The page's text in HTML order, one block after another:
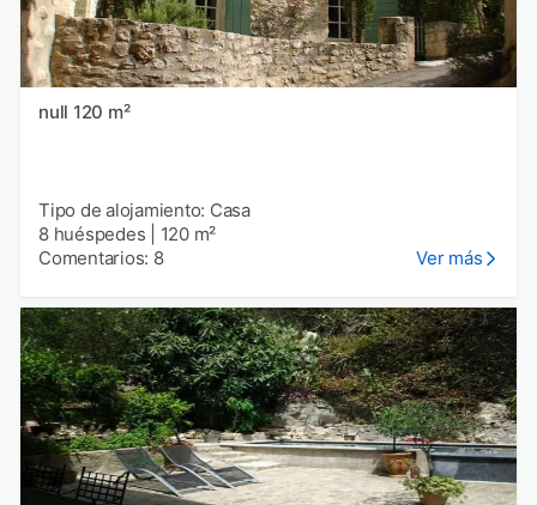
null 120 m²
Tipo de alojamiento: Casa
8 huéspedes
120 m²
Comentarios: 8
Ver más